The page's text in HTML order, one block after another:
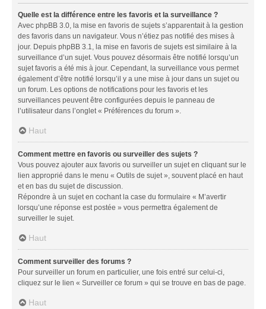
Quelle est la différence entre les favoris et la surveillance ?
Avec phpBB 3.0, la mise en favoris de sujets s’apparentait à la gestion
des favoris dans un navigateur. Vous n’étiez pas notifié des mises à
jour. Depuis phpBB 3.1, la mise en favoris de sujets est similaire à la
surveillance d’un sujet. Vous pouvez désormais être notifié lorsqu’un
sujet favoris a été mis à jour. Cependant, la surveillance vous permet
également d’être notifié lorsqu’il y a une mise à jour dans un sujet ou
un forum. Les options de notifications pour les favoris et les
surveillances peuvent être configurées depuis le panneau de
l’utilisateur dans l’onglet « Préférences du forum ».
Haut
Comment mettre en favoris ou surveiller des sujets ?
Vous pouvez ajouter aux favoris ou surveiller un sujet en cliquant sur le
lien approprié dans le menu « Outils de sujet », souvent placé en haut
et en bas du sujet de discussion.
Répondre à un sujet en cochant la case du formulaire « M’avertir
lorsqu’une réponse est postée » vous permettra également de
surveiller le sujet.
Haut
Comment surveiller des forums ?
Pour surveiller un forum en particulier, une fois entré sur celui-ci,
cliquez sur le lien « Surveiller ce forum » qui se trouve en bas de page.
Haut